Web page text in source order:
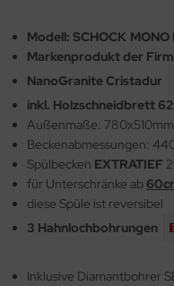
Modell: SCHOCK MONO
Markenprodukt der
NanoGranite Cristadur
inkl. Holzschneidbrett
Außenmaße: 780x510mm
Beckenabmessungen:
Spülbecken EXTRATIEF
für Unterschränke ab 6
diese Spüle ist reversibel
3 Hahnlochbohrungen
Inklusive Diamantbohrer